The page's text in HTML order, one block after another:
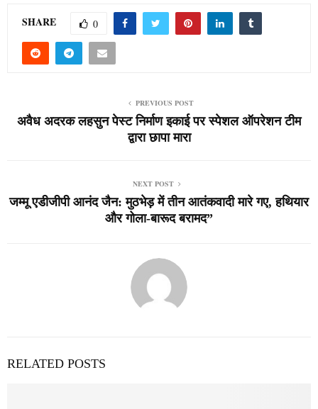
SHARE 0
PREVIOUS POST
अवैध अदरक लहसुन पेस्ट निर्माण इकाई पर स्पेशल ऑपरेशन टीम
द्वारा छापा मारा
NEXT POST
जम्मू एडीजीपी आनंद जैन: मुठभेड़ में तीन आतंकवादी मारे गए, हथियार
और गोला-बारूद बरामद”
RELATED POSTS